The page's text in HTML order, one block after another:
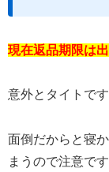
現在返品期限は
意外とタイトです
面倒だからと寝
まうので注意で